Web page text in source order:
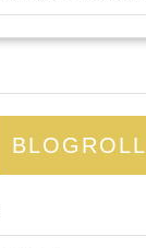
BLOGROLL